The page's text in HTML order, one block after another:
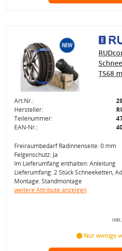
TS68
Art.Nr.:
Hersteller:
Teilenummer:
EAN-Nr.:
Freiraumbedarf Radinnenseite: 0 mm
Felgenschutz: Ja
Im Lieferumfang enthalten: Anleitung
Lieferumfang: 2 Stück Schneeketten,
Montage: Standmontage
weitere Attribute anzeigen
Nur wenige